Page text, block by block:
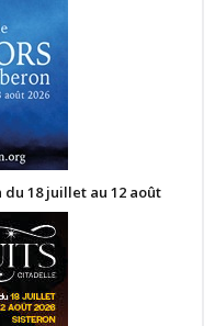
18 juillet au 12 août